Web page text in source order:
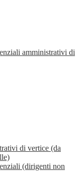
amministrativi di
di vertice (da
(dirigenti non